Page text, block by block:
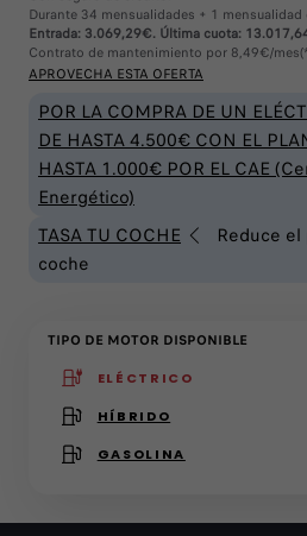
Durante 34 mensualidades + 1
Entrada: 3.069,29€. Última cuota:
Contrato de mantenimiento por 8,49€/
APROVECHA ESTA OFERTA
POR LA COMPRA DE UN
DE HASTA 4.500€ CON EL
HASTA 1.000€ POR EL CAE
Energético)
TASA TU COCHE
Reduce
coche
TIPO DE MOTOR DISPONIBLE
ELÉCTRICO
HÍBRIDO
GASOLINA